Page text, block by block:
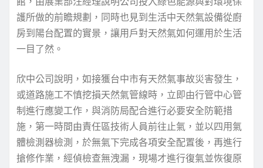
護所做的前瞻規劃，同時也見到生活中天然氣設備從廚
房到陽台配置的實景，讓用戶對天然氣如何運用於生活
一目了然。
欣中公司說明，如接獲台中市有天然氣事故災害發生，
或道路施工不慎挖損天然氣管線時，立即由行管中心管
制進行應變工作，與消防局配合進行必要安全防範措
施，第一時間由責任區技術人員前往止氣，並以四用氣
體檢測器檢測，於無氣下完成各項安全配置後，再進行
搶修作業，經偵檢查無洩漏，現場才進行復氣並恢復原